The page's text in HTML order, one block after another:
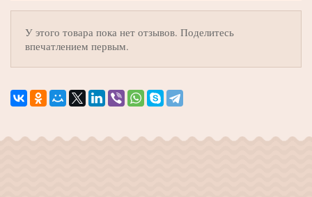
У этого товара пока нет отзывов. Поделитесь
впечатлением первым.